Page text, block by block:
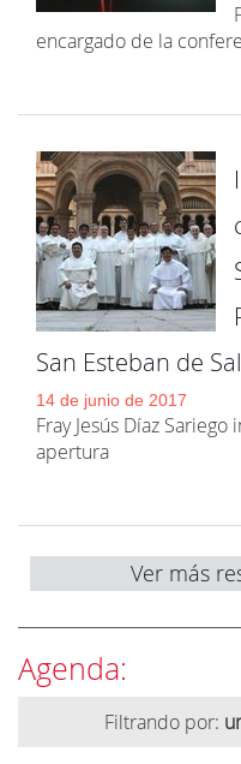
encargado de la
San Esteban de
14 de junio de 2017
Fray Jesús Díaz
apertura
Ver más
Agenda:
Filtrando por: